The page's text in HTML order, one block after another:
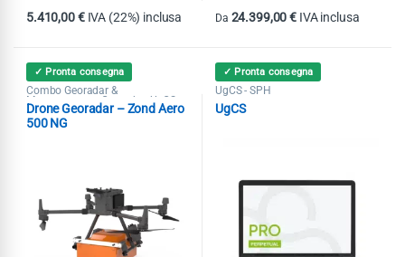
5.410,00€ IVA (22%) inclusa Da 24.399,00€ IVA inclusa
Questo prodotto ha più varianti.
✓ Pronta consegna
Combo Georadar &
Magnetometro ,Georadar UgCS -
SPH
Drone Georadar – Zond Aero
500 NG
✓ Pronta consegna
UgCS - SPH
UgCS